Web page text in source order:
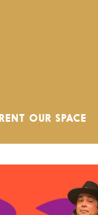
RENT OUR SPACE